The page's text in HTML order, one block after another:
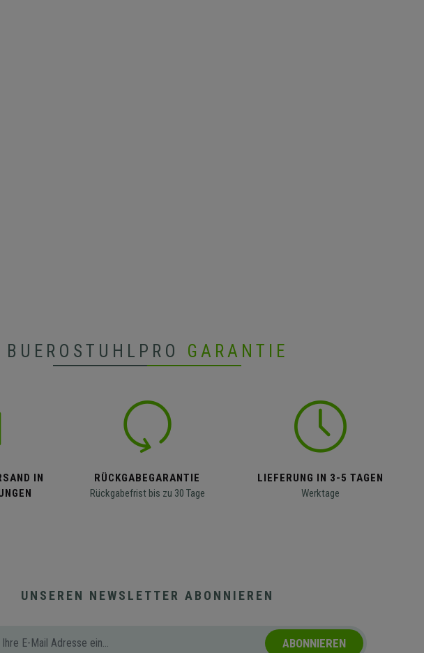
BUEROSTUHLPRO GARANTIE
IN
RÜCKGABEGARANTIE
Rückgabefrist bis zu 30 Tage
LIEFERUNG IN 3-5 TAGEN
Werktage
UNSEREN NEWSLETTER ABONNIEREN
ABONNIEREN